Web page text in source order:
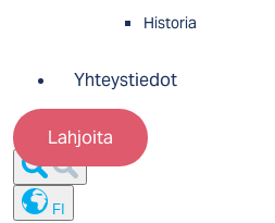
Historia
Yhteystiedot
Lahjoita
FI